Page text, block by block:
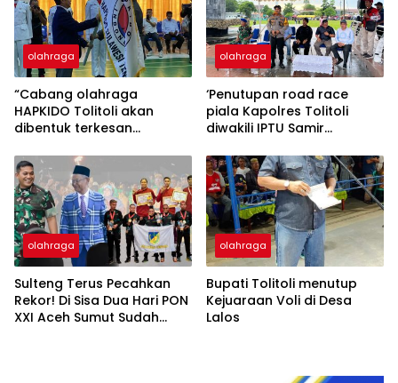
olahraga
“Cabang olahraga
HAPKIDO Tolitoli akan
dibentuk terkesan
Kabupaten Tolitoli” ada
dugaan penyimpang dana
pembinaan cabor
olahraga
‘Penutupan road race
piala Kapolres Tolitoli
diwakili IPTU Samir
“Ini nama nama sang
juara”
olahraga
Sulteng Terus Pecahkan
Rekor! Di Sisa Dua Hari PON
XXI Aceh Sumut Sudah
olahraga
Bupati Tolitoli menutup
Kejuaraan Voli di Desa
Lalos